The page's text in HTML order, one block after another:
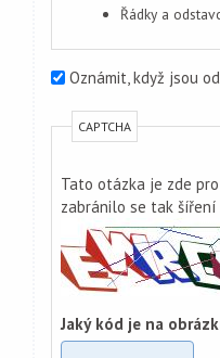
Řádky a
Oznámit, když jsou
CAPTCHA
Tato otázka je zde
zabránilo se tak šíření
Jaký kód je na